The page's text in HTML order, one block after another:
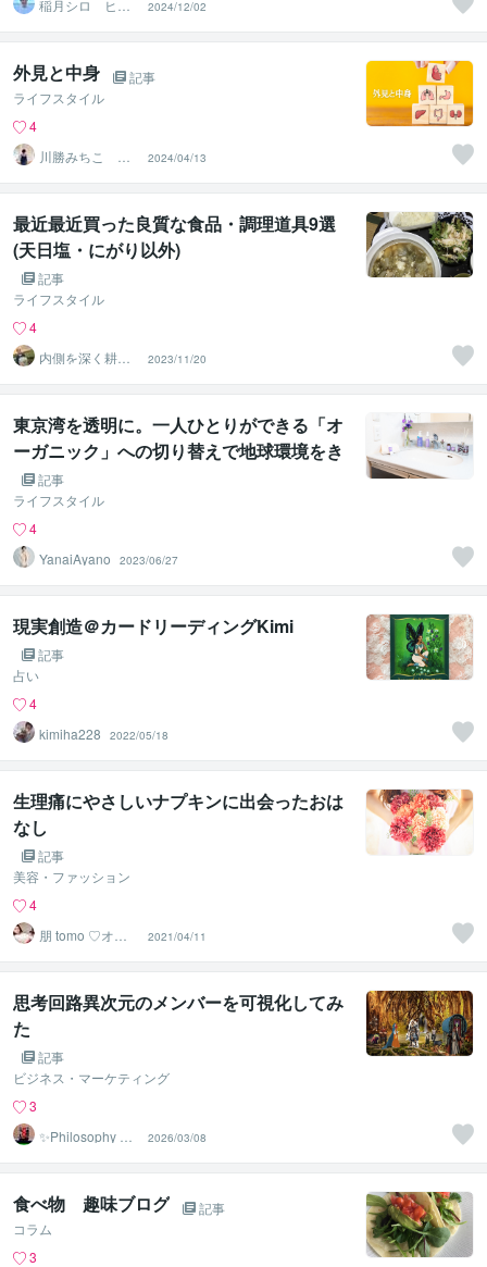
稲月シロ ヒー
リングサロンHO
OLOLI
2024/12/02
外見と中身
記事
ライフスタイル
4
川勝みちこ メ
ンタルコーチ
2024/04/13
最近最近買った良質な食品・調理道具9選
(天日塩・にがり以外)
記事
ライフスタイル
4
内側を深く耕
し、外側を自由
に生きるコーチ
2023/11/20
東京湾を透明に。一人ひとりができる「オ
ーガニック」への切り替えで地球環境をき
れいに！
記事
ライフスタイル
4
YanaiAyano
2023/06/27
現実創造＠カードリーディングKimi
記事
占い
4
kimiha228
2022/05/18
生理痛にやさしいナプキンに出会ったおは
なし
記事
美容・ファッション
4
朋 tomo ♡オラ
クルカードリー
ダー♡
2021/04/11
思考回路異次元のメンバーを可視化してみ
た
記事
ビジネス・マーケティング
3
✨Philosophy Va
2026/03/08
食べ物 趣味ブログ
記事
コラム
3